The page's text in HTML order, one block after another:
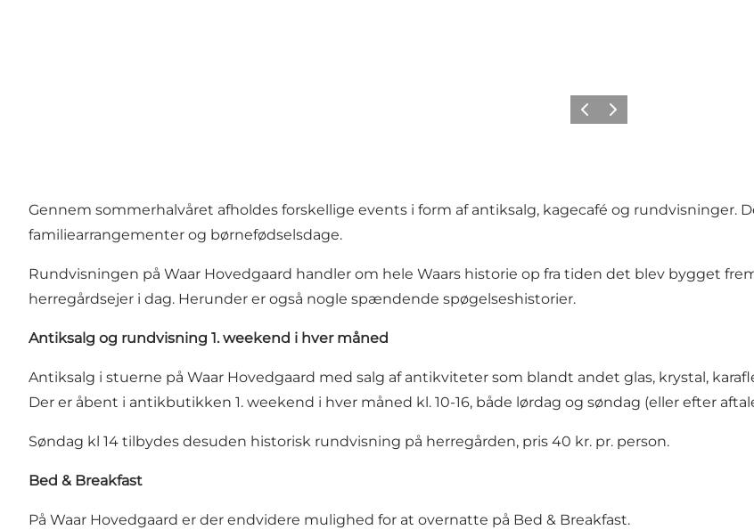
ForrigeNæste
Gennem sommerhalvåret afholdes forskellige events i form af antiksalg, kagecafé og rundvisninger.
familiearrangementer og børnefødselsdage.
Rundvisningen på Waar Hovedgaard handler om hele Waars historie op fra tiden det blev bygget
herregårdsejer i dag. Herunder er også nogle spændende spøgelseshistorier.
Antiksalg og rundvisning 1. weekend i hver måned
Antiksalg i stuerne på Waar Hovedgaard med salg af antikviteter som blandt andet glas, krystal,
Der er åbent i antikbutikken 1. weekend i hver måned kl. 10-16, både lørdag og søndag (eller efter
Søndag kl 14 tilbydes desuden historisk rundvisning på herregården, pris 40 kr. pr. person.
Bed & Breakfast
På Waar Hovedgaard er der endvidere mulighed for at overnatte på Bed & Breakfast.